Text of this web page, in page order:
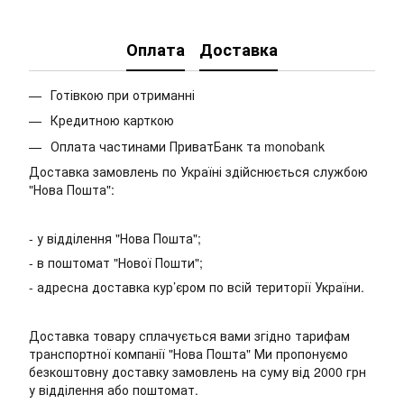
Оплата Доставка
Готівкою при отриманні
Кредитною карткою
Оплата частинами ПриватБанк та monobank
Доставка замовлень по Україні здійснюється службою
"Нова Пошта":
- у відділення "Нова Пошта";
- в поштомат "Нової Пошти";
- адресна доставка кур’єром по всій території України.
Доставка товару сплачується вами згідно тарифам
транспортної компанії "Нова Пошта" Ми пропонуємо
безкоштовну доставку замовлень на суму від 2000 грн
у відділення або поштомат.